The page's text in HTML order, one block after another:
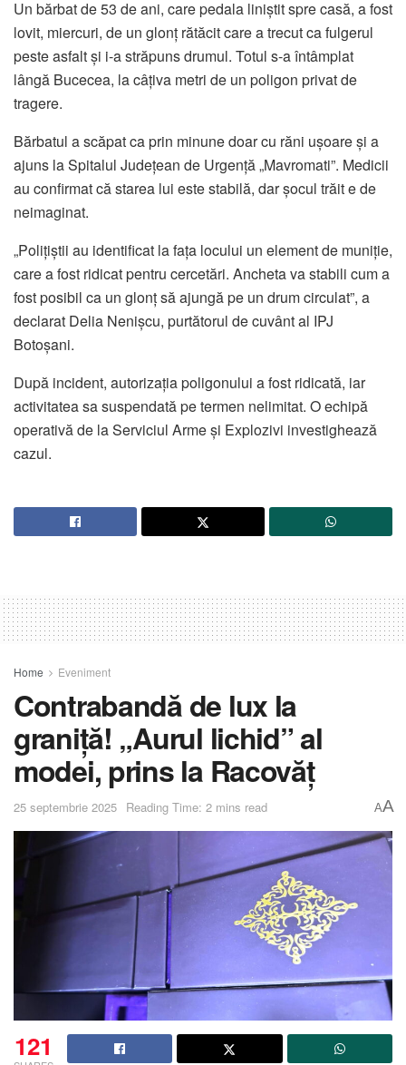
Un bărbat de 53 de ani, care pedala liniștit spre casă, a fost
lovit, miercuri, de un glonț rătăcit care a trecut ca fulgerul
peste asfalt și i-a străpuns drumul. Totul s-a întâmplat
lângă Bucecea, la câțiva metri de un poligon privat de
tragere.
Bărbatul a scăpat ca prin minune doar cu răni ușoare și a
ajuns la Spitalul Județean de Urgență „Mavromati”. Medicii
au confirmat că starea lui este stabilă, dar șocul trăit e de
neimaginat.
„Polițiștii au identificat la fața locului un element de muniție,
care a fost ridicat pentru cercetări. Ancheta va stabili cum a
fost posibil ca un glonț să ajungă pe un drum circulat”, a
declarat Delia Nenișcu, purtătorul de cuvânt al IPJ
Botoșani.
După incident, autorizația poligonului a fost ridicată, iar
activitatea sa suspendată pe termen nelimitat. O echipă
operativă de la Serviciul Arme și Explozivi investighează
cazul.
Home Eveniment
Contrabandă de lux la
graniță! „Aurul lichid” al
modei, prins la Racovăț
25 septembrie 2025 Reading Time: 2 mins read AA
121